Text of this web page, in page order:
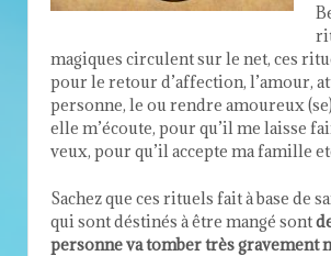
magiques circulent sur le net, ces
pour le retour d’affection, l’amour,
personne, le ou rendre amoureux
elle m’écoute, pour qu’il me laisse
veux, pour qu’il accepte ma famille
Sachez que ces rituels fait à base de
qui sont déstinés à être mangé sont
personne va tomber très gravement